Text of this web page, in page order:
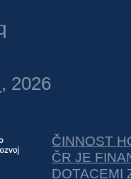
, 2026
ČINNOST
ČR JE
DOTACEMI